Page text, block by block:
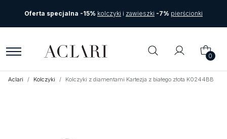
Oferta specjalna -15% kolczyki i zawieszki -7% pierścionki
0
Aclari Kolczyki Kolczyki z diamentami Kartezja z białego złota K0244BB